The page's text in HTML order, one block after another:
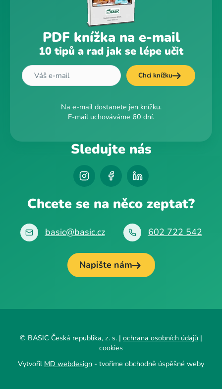
PDF knížka na e-mail
10 tipů a rad jak se lépe učit
Chci knížku
Na e-mail dostanete jen knížku.
E-mail uchováváme 60 dní.
Sledujte nás
Chcete se na něco zeptat?
basic@basic.cz 602 722 542
Napište nám
© BASIC Česká republika, z. s. | ochrana osobních údajů |
cookies
Vytvořil MD webdesign - tvoříme obchodně úspěšné weby